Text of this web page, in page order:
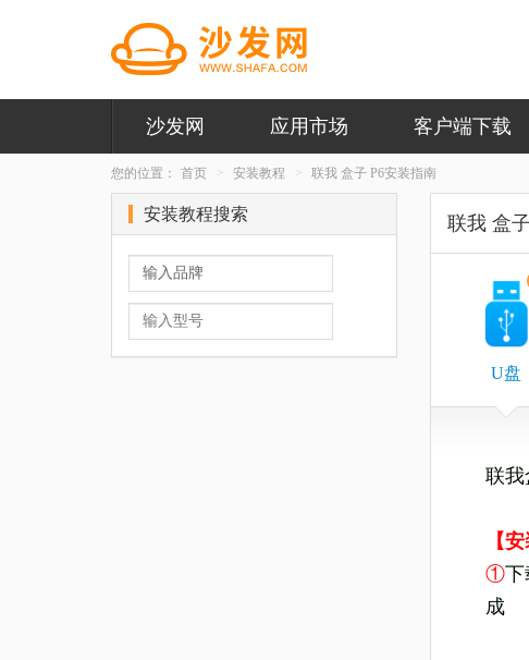
沙发网 应用市场 客户端下载
您的位置： 首页 安装教程 联我 盒子 P6安装指南
联我 盒
U盘
联我
【
①下
成
安装教程搜索